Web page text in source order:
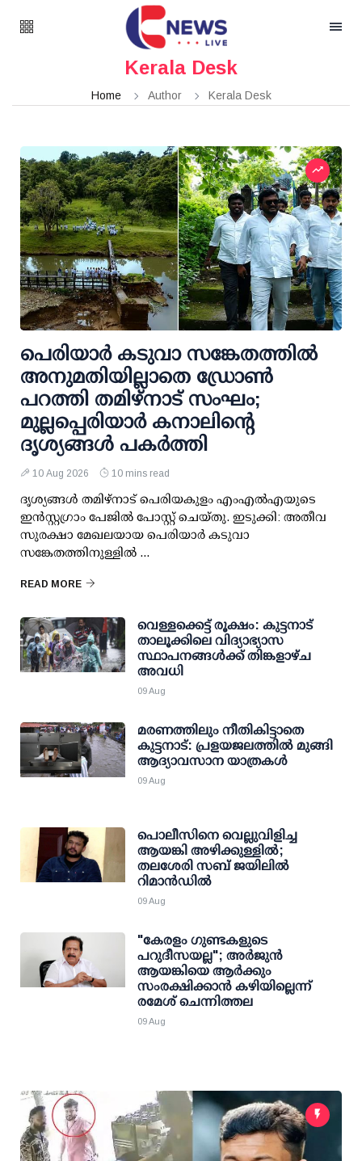
Kerala Desk
Home Author Kerala Desk
പെരിയാര്‍ കടുവാ സങ്കേതത്തില്‍
അനുമതിയില്ലാതെ ഡ്രോണ്‍
പറത്തി തമിഴ്നാട് സംഘം;
മുല്ലപ്പെരിയാര്‍ കനാലിന്റെ
ദൃശ്യങ്ങള്‍ പകര്‍ത്തി
10 Aug 2026 10 mins read
ദൃശ്യങ്ങള്‍ തമിഴ്നാട് പെരിയകുളം എംഎല്‍എയുടെ
ഇന്‍സ്റ്റഗ്രാം പേജില്‍ പോസ്റ്റ് ചെയ്തു. ഇടുക്കി: അതീവ
സുരക്ഷാ മേഖലയായ പെരിയാര്‍ കടുവാ
സങ്കേതത്തിനുള്ളില്‍ ...
READ MORE
വെള്ളക്കെട്ട് രൂക്ഷം: കുട്ടനാട്
താലൂക്കിലെ വിദ്യാഭ്യാസ
സ്ഥാപനങ്ങള്‍ക്ക് തിങ്കളാഴ്ച
അവധി
09 Aug
മരണത്തിലും നീതികിട്ടാതെ
കുട്ടനാട്: പ്രളയജലത്തില്‍ മുങ്ങി
ആദ്യാവസാന യാത്രകള്‍
09 Aug
പൊലീസിനെ വെല്ലുവിളിച്ച
ആയങ്കി അഴിക്കുള്ളില്‍;
തലശേരി സബ് ജയിലില്‍
റിമാന്‍ഡില്‍
09 Aug
"കേരളം ഗുണ്ടകളുടെ
പറുദീസയല്ല"; അർജുൻ
ആയങ്കിയെ ആർക്കും
സംരക്ഷിക്കാൻ കഴിയില്ലെന്ന്
രമേശ് ചെന്നിത്തല
09 Aug